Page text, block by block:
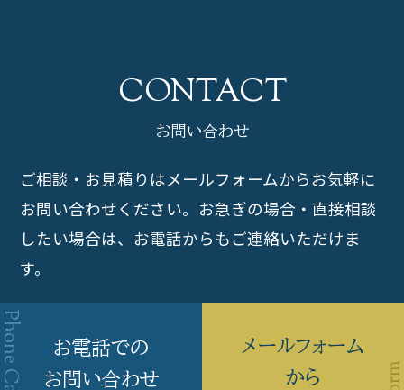
お問い合わせ
ご相談・お見積りはメールフォームからお気軽に
お問い合わせください。 お急ぎの場合・直接相談
したい場合は、お電話からもご連絡いただけま
す。
お電話での
お問い合わせ
メールフォーム
から